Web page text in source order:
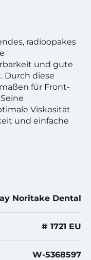
radioopakes
und gute
Durch diese
für Front-
Viskosität
und einfache
Noritake Dental
# 1721 EU
W-5368597